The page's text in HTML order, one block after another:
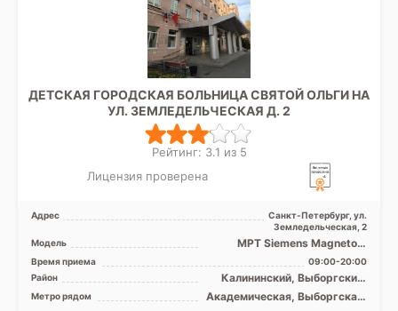
ДЕТСКАЯ ГОРОДСКАЯ БОЛЬНИЦА СВЯТОЙ ОЛЬГИ НА
УЛ. ЗЕМЛЕДЕЛЬЧЕСКАЯ Д. 2
Рейтинг: 3.1 из 5
Лицензия проверена
Адрес
Санкт-Петербург, ул.
Земледельческая, 2
Модель
МРТ Siemens Magnetom
Espree 1.5T закрытый тип,
УЗИ
Время приема
09:00-20:00
Район
Калининский, Выборгский,
Красногвардейский,
Петроградский, Приморский
Метро рядом
Академическая, Выборгская,